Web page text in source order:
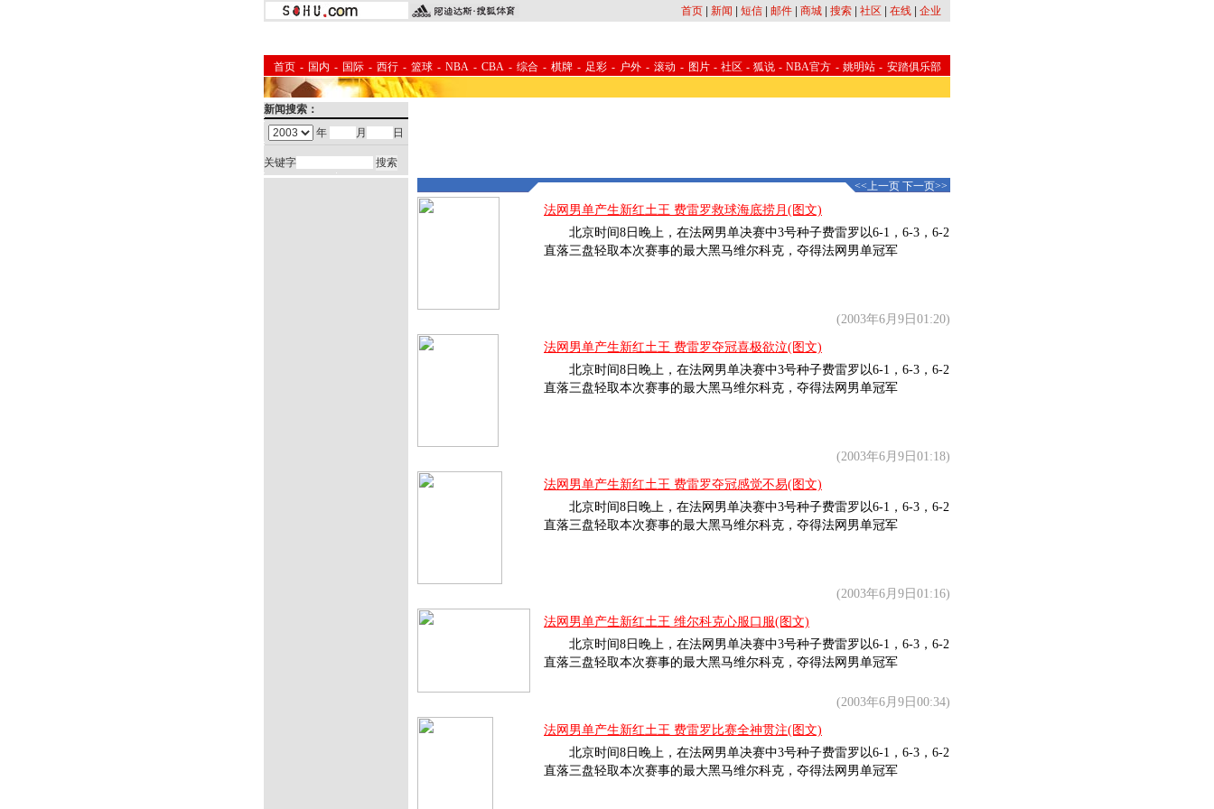
首页 新闻 短信 邮件 商城 搜索 社区 在线 企业
首页 - 国内 - 国际 - 西行 - 篮球 - NBA - CBA - 综合 - 棋牌 - 足彩 - 户外 - 滚动 - 图片 - 社区 - 狐说 - NBA官方 - 姚明站 - 安踏俱乐部
新闻搜索：
年
月 日
关键字
<<上一页 下一页>>
法网男单产生新红土王 费雷罗救球海底捞月(图文)
北京时间8日晚上，在法网男单决赛中3号种子费雷罗以6-1，6-3，6-2
直落三盘轻取本次赛事的最大黑马维尔科克，夺得法网男单冠军
(2003年6月9日01:20)
法网男单产生新红土王 费雷罗夺冠喜极欲泣(图文)
北京时间8日晚上，在法网男单决赛中3号种子费雷罗以6-1，6-3，6-2
直落三盘轻取本次赛事的最大黑马维尔科克，夺得法网男单冠军
(2003年6月9日01:18)
法网男单产生新红土王 费雷罗夺冠感觉不易(图文)
北京时间8日晚上，在法网男单决赛中3号种子费雷罗以6-1，6-3，6-2
直落三盘轻取本次赛事的最大黑马维尔科克，夺得法网男单冠军
(2003年6月9日01:16)
法网男单产生新红土王 维尔科克心服口服(图文)
北京时间8日晚上，在法网男单决赛中3号种子费雷罗以6-1，6-3，6-2
直落三盘轻取本次赛事的最大黑马维尔科克，夺得法网男单冠军
(2003年6月9日00:34)
法网男单产生新红土王 费雷罗比赛全神贯注(图文)
北京时间8日晚上，在法网男单决赛中3号种子费雷罗以6-1，6-3，6-2
直落三盘轻取本次赛事的最大黑马维尔科克，夺得法网男单冠军